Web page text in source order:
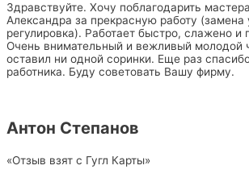
Здравствуйте. Хочу поблагодарить
Александра за прекрасную работу (замена
регулировка). Работает быстро, слажено и
Очень внимательный и вежливый молодой
оставил ни одной соринки. Еще раз
работника. Буду советовать Вашу фирму.
Антон Степанов
«Отзыв взят с Гугл Карты»